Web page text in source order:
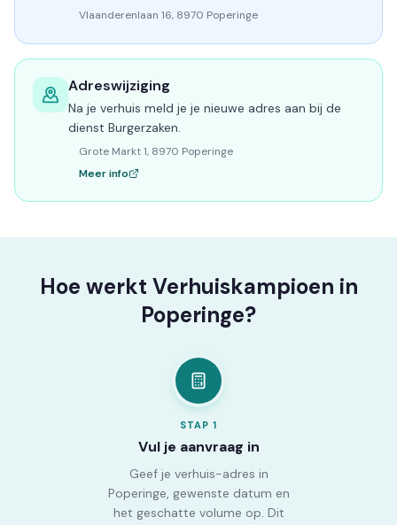
Vlaanderenlaan 16, 8970 Poperinge
Adreswijziging
Na je verhuis meld je je nieuwe adres aan bij de
dienst Burgerzaken.
Grote Markt 1, 8970 Poperinge
Meer info
Hoe werkt Verhuiskampioen in
Poperinge?
STAP1
Vul je aanvraag in
Geef je verhuis-adres in
Poperinge, gewenste datum en
het geschatte volume op. Dit